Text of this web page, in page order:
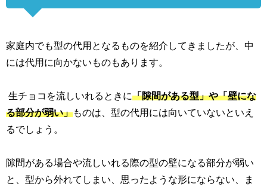
家庭内でも型の代用となるものを紹介してきましたが、中
には代用に向かないものもあります。
生チョコを流しいれるときに「隙間がある型」や「壁にな
る部分が弱い」ものは、型の代用には向いていないといえ
るでしょう。
隙間がある場合や流しいれる際の型の壁になる部分が弱い
と、型から外れてしまい、思ったような形にならない、ま